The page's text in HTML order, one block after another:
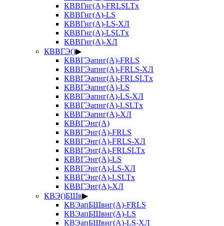
КВВГнг(А)-FRLSLTx
КВВГнг(А)-LS
КВВГнг(А)-LS-ХЛ
КВВГнг(А)-LSLTx
КВВГнг(А)-ХЛ
КВВГЭ()▶
КВВГЭапнг(А)-FRLS
КВВГЭапнг(А)-FRLS-ХЛ
КВВГЭапнг(А)-FRLSLTx
КВВГЭапнг(А)-LS
КВВГЭапнг(А)-LS-ХЛ
КВВГЭапнг(А)-LSLTx
КВВГЭапнг(А)-ХЛ
КВВГЭнг(А)
КВВГЭнг(А)-FRLS
КВВГЭнг(А)-FRLS-ХЛ
КВВГЭнг(А)-FRLSLTx
КВВГЭнг(А)-LS
КВВГЭнг(А)-LS-ХЛ
КВВГЭнг(А)-LSLTx
КВВГЭнг(А)-ХЛ
КВЭ()БШв▶
КВЭапБШвнг(А)-FRLS
КВЭапБШвнг(А)-LS
КВЭапБШвнг(А)-LS-ХЛ